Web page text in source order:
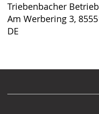
Triebenbacher
Am Werbering 3,
DE